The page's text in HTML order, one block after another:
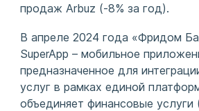
продаж Arbuz (-8% за год).
В апреле 2024 года «Фридом
SuperApp – мобильное
предназначенное для
услуг в рамках единой
объединяет финансовые услуги